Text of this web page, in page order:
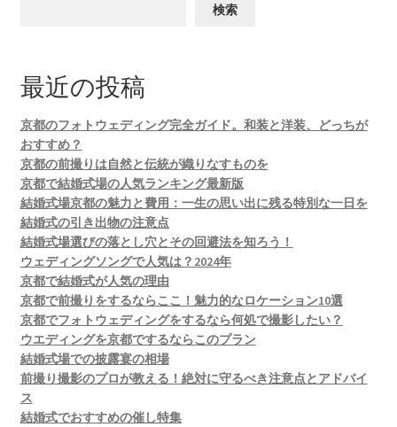
検索
最近の投稿
京都のフォトウェディング完全ガイド。和装と洋装、どっちが
おすすめ？
京都の前撮りは自然と伝統が織りなすものを
京都で結婚式場の人気ランキング最新版
結婚式場京都の魅力と費用：一生の思い出に残る特別な一日を
結婚式の引き出物の注意点
結婚式場選びの落とし穴とその回避法を知ろう！
ウェディングソングで人気は？2024年
京都で結婚式が人気の理由
京都で前撮りをするならここ！魅力的なロケーション10選
京都でフォトウェディングをするなら何処で撮影したい？
ウエディングを京都でするならこのプラン
結婚式場での披露宴の相場
前撮り撮影のプロが教える！絶対に守るべき注意点とアドバイ
ス
結婚式でおすすめの催し特集